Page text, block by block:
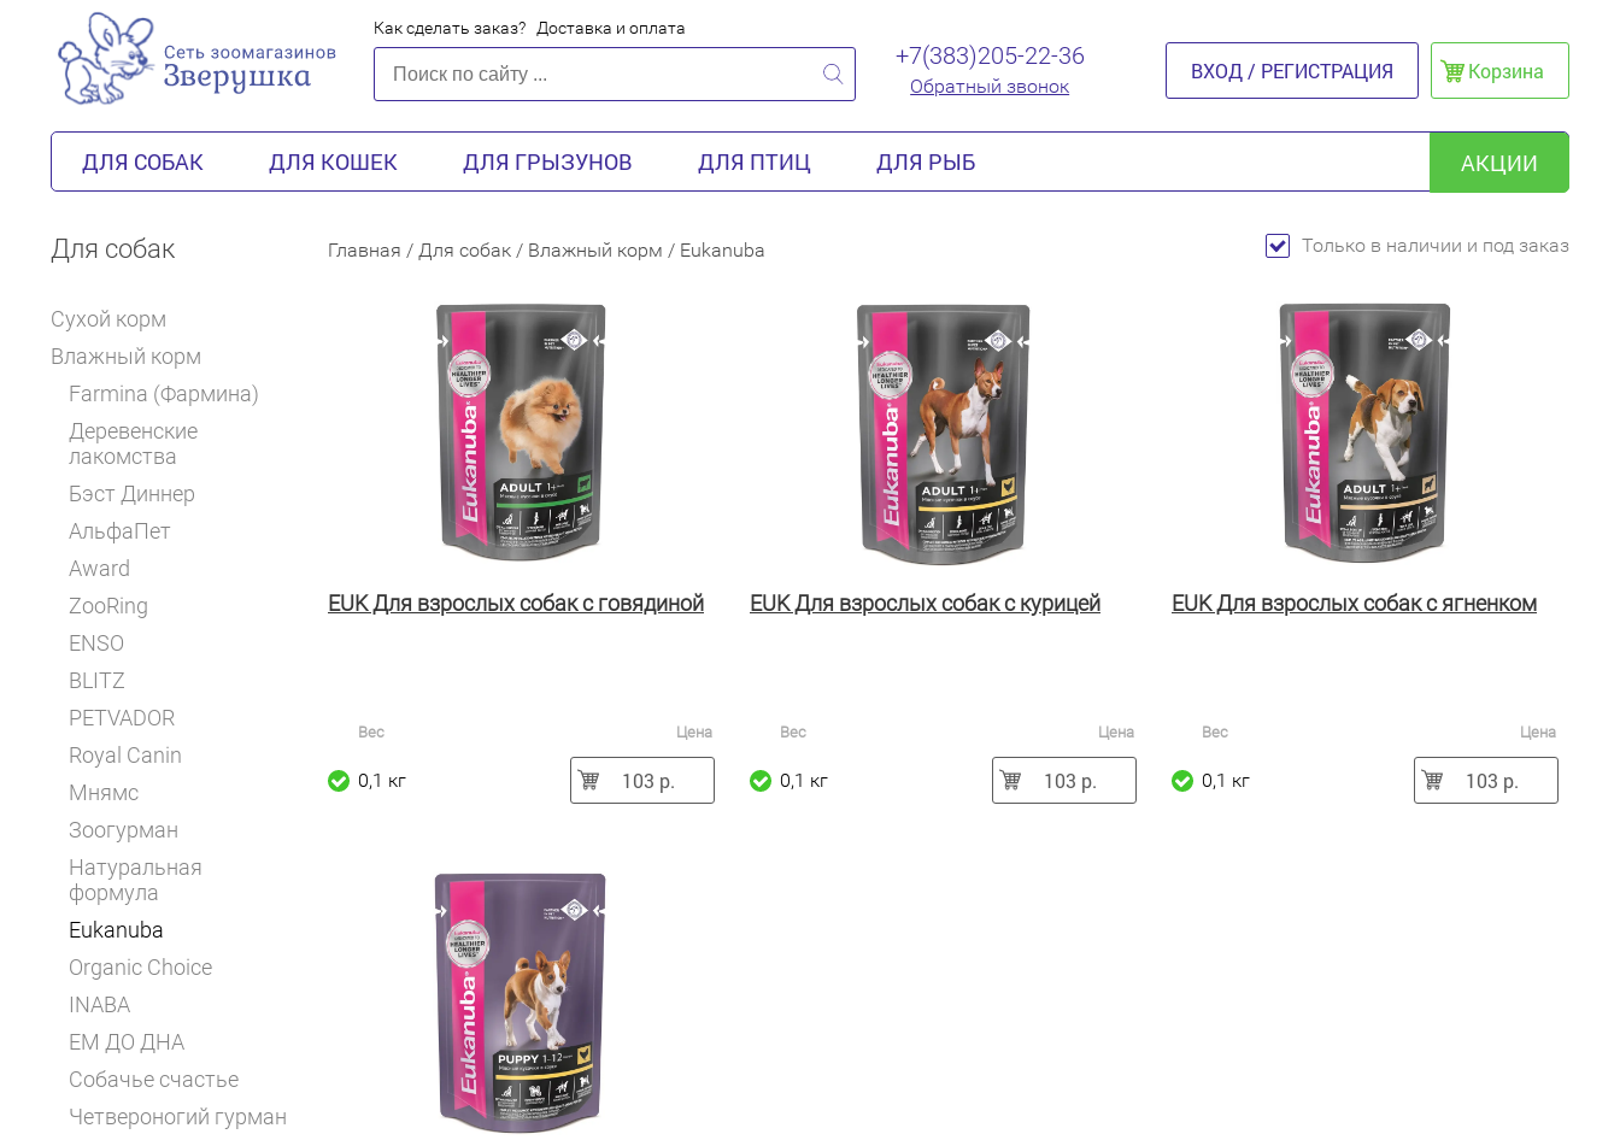
Как сделать заказ? Доставка и оплата
+7(383)205-22-36
Обратный звонок
ВХОД / РЕГИСТРАЦИЯ Корзина
ДЛЯ СОБАК ДЛЯ КОШЕК ДЛЯ ГРЫЗУНОВ ДЛЯ ПТИЦ ДЛЯ РЫБ АКЦИИ
Для собак
Сухой корм
Влажный корм
Farmina (Фармина)
Деревенские
лакомства
Бэст Диннер
АльфаПет
Award
ZooRing
ENSO
BLITZ
PETVADOR
Royal Canin
Мнямс
Зоогурман
Натуральная
формула
Eukanuba
Organic Choice
INABA
ЕМ ДО ДНА
Собачье счастье
Четвероногий гурман
Главная / Для собак / Влажный корм / Eukanuba Только в наличии и под заказ
EUK Для взрослых собак с говядиной
Вес Цена
0,1 кг 103 р.
EUK Для взрослых собак с курицей
Вес Цена
0,1 кг 103 р.
EUK Для взрослых собак с ягненком
Вес Цена
0,1 кг 103 р.